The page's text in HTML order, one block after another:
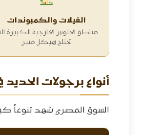
الفيلات والكمبوندات
مناطق الجلوس الخارجية الكبيرة
تحتاج هيكل متين
أنواع برجولات
السوق المصري شهد تنوعاً